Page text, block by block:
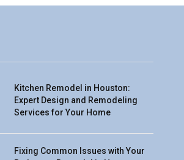
Kitchen Remodel in Houston:
Expert Design and Remodeling
Services for Your Home
Fixing Common Issues with Your